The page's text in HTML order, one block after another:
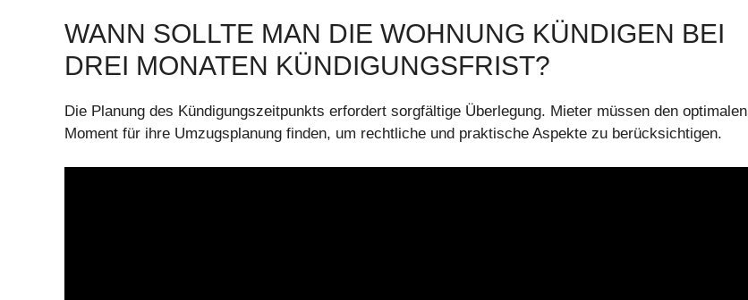
WANN SOLLTE MAN DIE WOHNUNG KÜNDIGEN BEI
DREI MONATEN KÜNDIGUNGSFRIST?
Die Planung des Kündigungszeitpunkts erfordert sorgfältige Überlegung. Mieter müssen den optimalen
Moment für ihre Umzugsplanung finden, um rechtliche und praktische Aspekte zu berücksichtigen.